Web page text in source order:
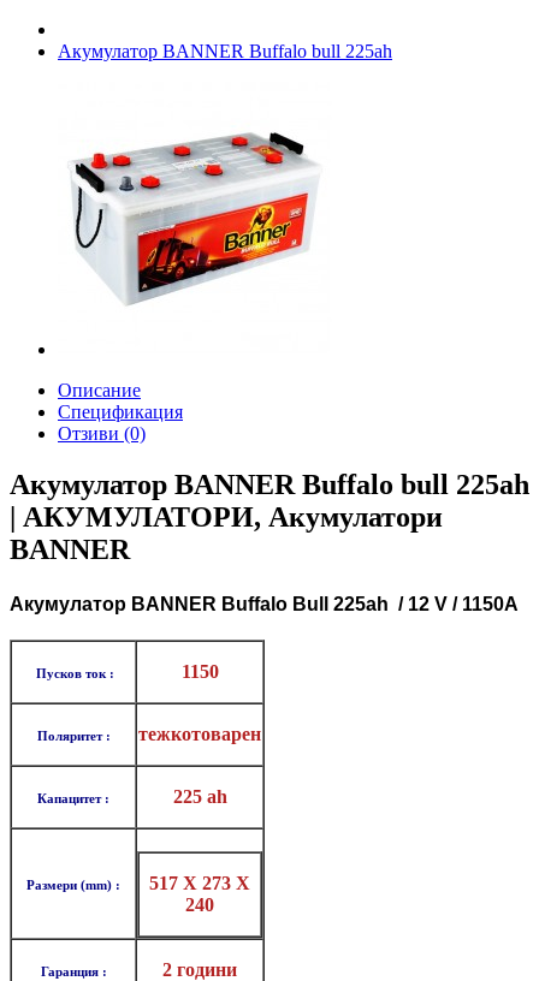
Акумулатор BANNER Buffalo bull 225ah
Описание
Спецификация
Отзиви (0)
Акумулатор BANNER Buffalo bull 225ah
| АКУМУЛАТОРИ, Акумулатори
BANNER
Aкумулатор BANNER Buffalo Bull 225ah / 12 V / 1150A
Пусков ток : 1150
Поляритет : тежкотоварен
Капацитет : 225 ah
Размери (mm) :
517 X 273 X
240
Гаранция : 2 години